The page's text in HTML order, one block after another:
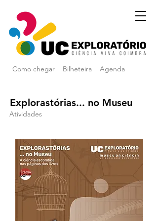
Como chegar Agenda
Bilheteira
Explorastórias... no Museu
Atividades